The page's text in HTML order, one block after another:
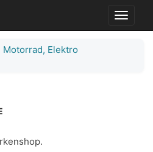
Toggle
Motorrad, Elektro